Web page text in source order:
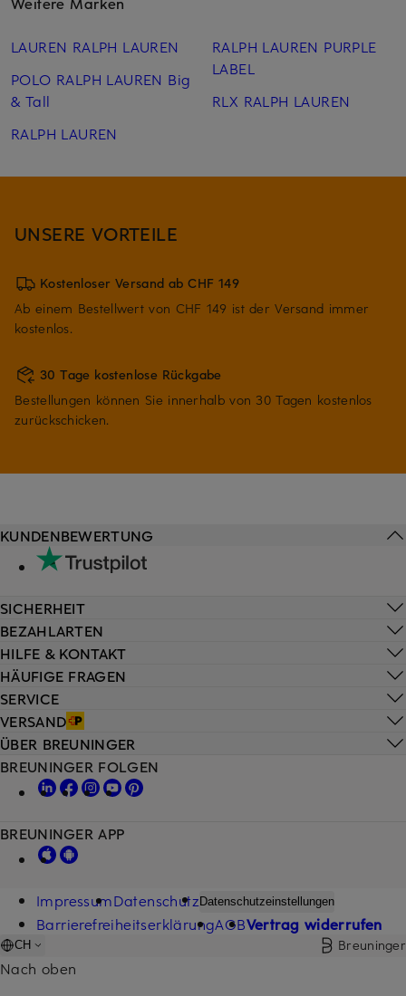
LAUREN RALPH LAUREN
POLO RALPH LAUREN Big
& Tall
RALPH LAUREN
RALPH LAUREN PURPLE
LABEL
RLX RALPH LAUREN
UNSERE VORTEILE
Kostenloser Versand ab CHF 149
Ab einem Bestellwert von CHF 149 ist der Versand immer
kostenlos.
30 Tage kostenlose Rückgabe
Bestellungen können Sie innerhalb von 30 Tagen kostenlos
zurückschicken.
HILFE & KONTAKT
HÄUFIGE FRAGEN
SERVICE
VERSAND
KUNDENBEWERTUNG
SICHERHEIT
BEZAHLARTEN
ÜBER BREUNINGER
BREUNINGER FOLGEN
BREUNINGER APP
ImpressumDatenschutz Datenschutzeinstellungen
BarrierefreiheitserklärungAGBVertrag widerrufen
CH Breuninger
Nach oben